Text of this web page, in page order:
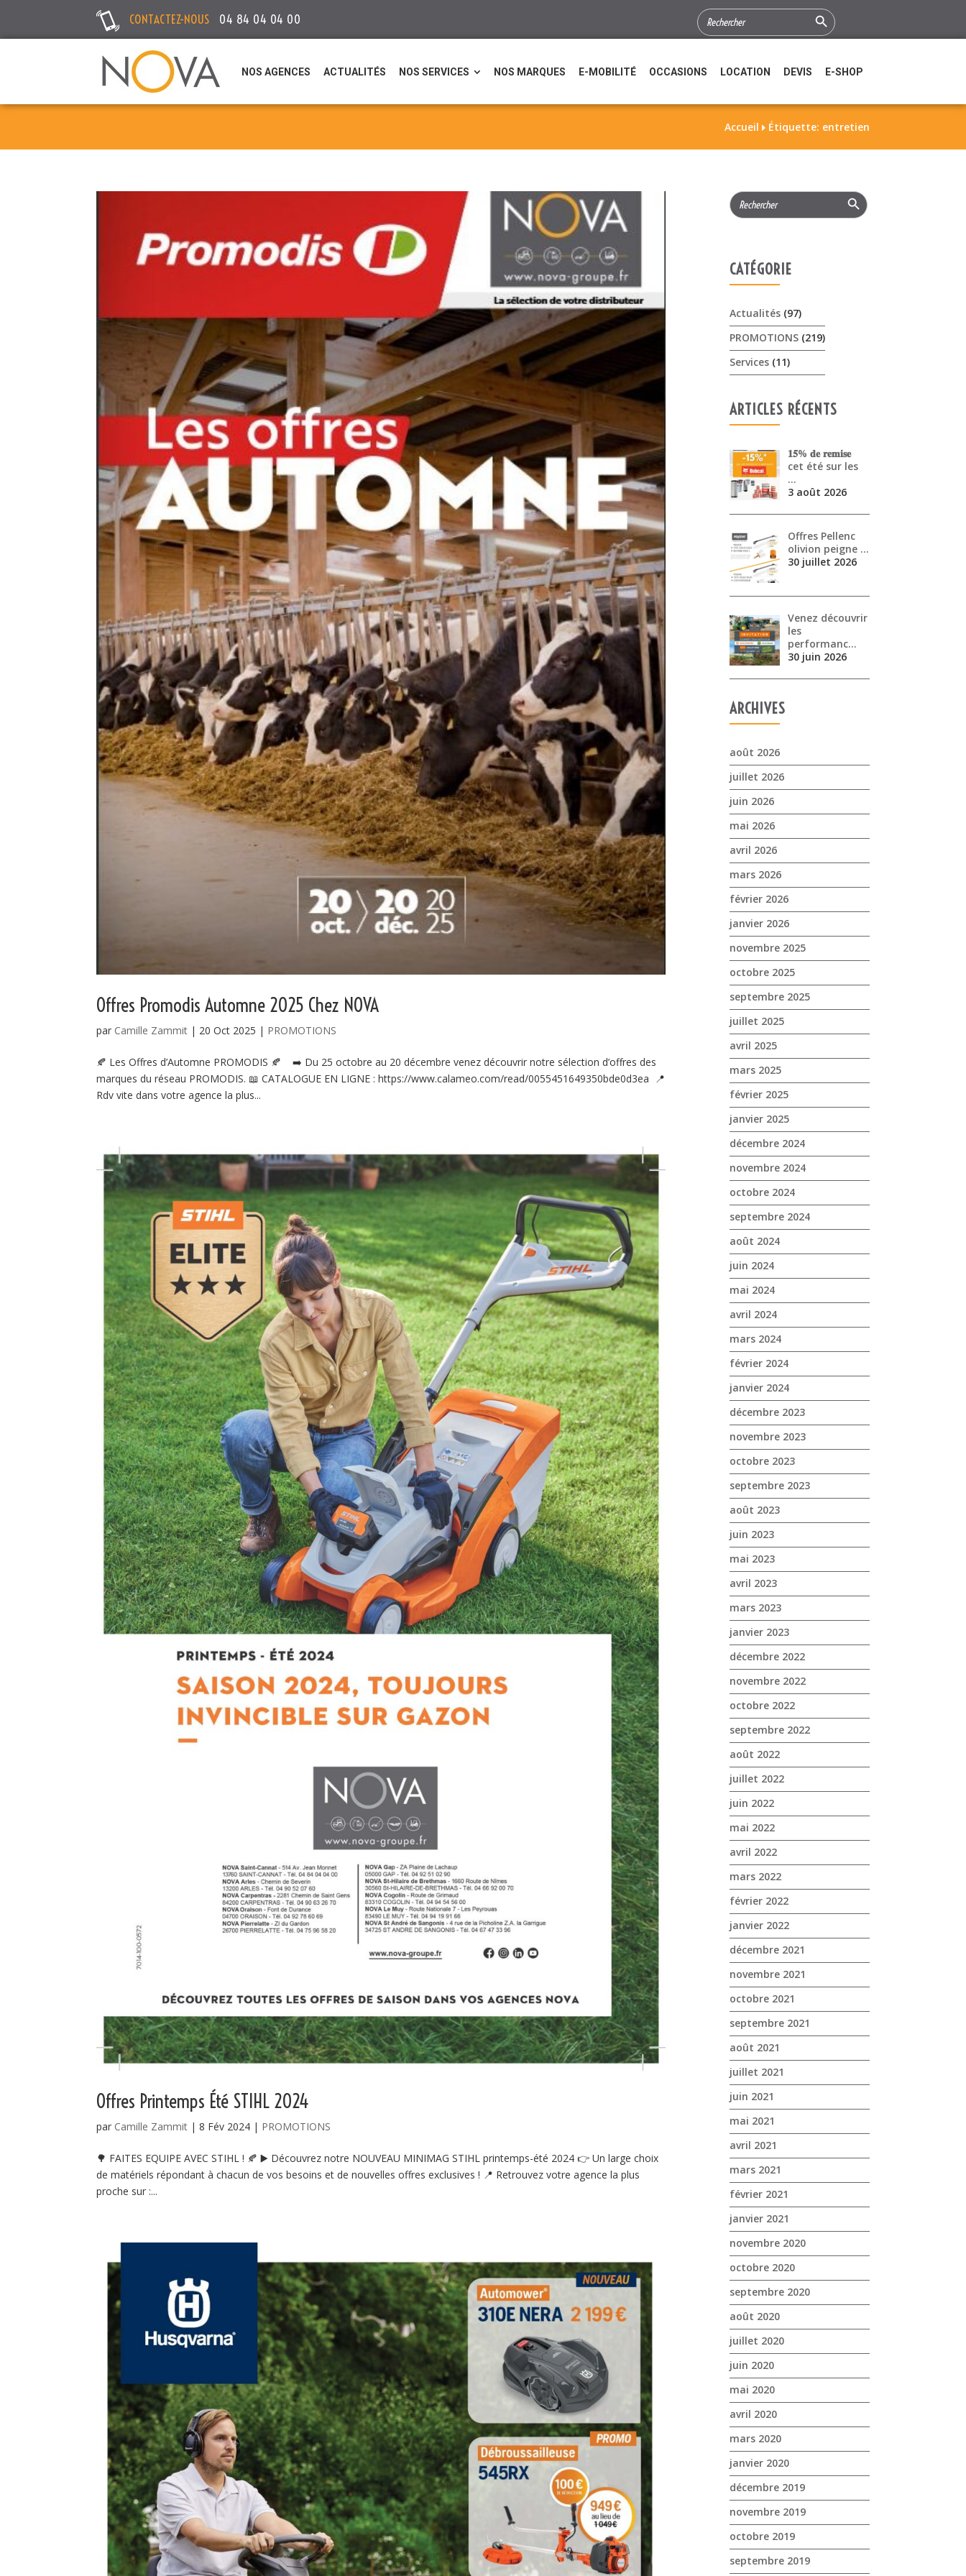
CONTACTEZ-NOUS 04 84 04 04 00
SEARCH
FOR:
Search Button
NOS AGENCES ACTUALITÉS NOS SERVICES NOS MARQUES E-MOBILITÉ OCCASIONS LOCATION DEVIS E-SHOP
Accueil  Étiquette: entretien
Offres Promodis Automne 2025 Chez NOVA
par Camille Zammit | 20 Oct 2025 | PROMOTIONS
🍂 Les Offres d’Automne PROMODIS 🍂 ➡️ Du 25 octobre au 20 décembre venez découvrir notre sélection d’offres des
marques du réseau PROMODIS. 📖 CATALOGUE EN LIGNE : https://www.calameo.com/read/0055451649350bde0d3ea 📍
Rdv vite dans votre agence la plus...
Offres Printemps Été STIHL 2024
par Camille Zammit |8 Fév 2024 | PROMOTIONS
🌳 FAITES EQUIPE AVEC STIHL ! 🍂 ▶️ Découvrez notre NOUVEAU MINIMAG STIHL printemps-été 2024 👉 Un large choix
de matériels répondant à chacun de vos besoins et de nouvelles offres exclusives ! 📍 Retrouvez votre agence la plus
proche sur :...
Search
for:
Search Button
CATÉGORIE
Actualités (97)
PROMOTIONS (219)
Services (11)
ARTICLES RÉCENTS
𝟏𝟓% 𝐝𝐞 𝐫𝐞𝐦𝐢𝐬𝐞
cet été sur les
…
3 août 2026
Offres Pellenc
olivion peigne …
30 juillet 2026
Venez découvrir
les
performanc…
30 juin 2026
ARCHIVES
août 2026
juillet 2026
juin 2026
mai 2026
avril 2026
mars 2026
février 2026
janvier 2026
novembre 2025
octobre 2025
septembre 2025
juillet 2025
avril 2025
mars 2025
février 2025
janvier 2025
décembre 2024
novembre 2024
octobre 2024
septembre 2024
août 2024
juin 2024
mai 2024
avril 2024
mars 2024
février 2024
janvier 2024
décembre 2023
novembre 2023
octobre 2023
septembre 2023
août 2023
juin 2023
mai 2023
avril 2023
mars 2023
janvier 2023
décembre 2022
novembre 2022
octobre 2022
septembre 2022
août 2022
juillet 2022
juin 2022
mai 2022
avril 2022
mars 2022
février 2022
janvier 2022
décembre 2021
novembre 2021
octobre 2021
septembre 2021
août 2021
juillet 2021
juin 2021
mai 2021
avril 2021
mars 2021
février 2021
janvier 2021
novembre 2020
octobre 2020
septembre 2020
août 2020
juillet 2020
juin 2020
mai 2020
avril 2020
mars 2020
janvier 2020
décembre 2019
novembre 2019
octobre 2019
septembre 2019